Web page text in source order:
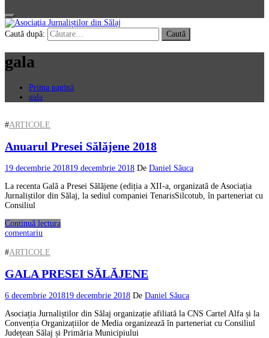
Asociaţia Jurnaliștilor din Sălaj
Caută după:
gala
Prima pagină
gala
#ARTICOLE
Anuarul Presei Sălăjene 2018
19 decembrie 201819 decembrie 2018 De Daniel Săuca
La recenta Gală a Presei Sălăjene (ediția a XII-a, organizată de Asociația
Jurnaliștilor din Sălaj, la sediul companiei TenarisSilcotub, în parteneriat cu
Consiliul
Continuă lectura
comentariu
#ARTICOLE
GALA PRESEI SĂLĂJENE
6 decembrie 201819 decembrie 2018 De Daniel Săuca
Asociația Jurnaliștilor din Sălaj organizație afiliată la CNS Cartel Alfa și la
Convenția Organizațiilor de Media organizează în parteneriat cu Consiliul
Județean Sălaj și Primăria Municipiului